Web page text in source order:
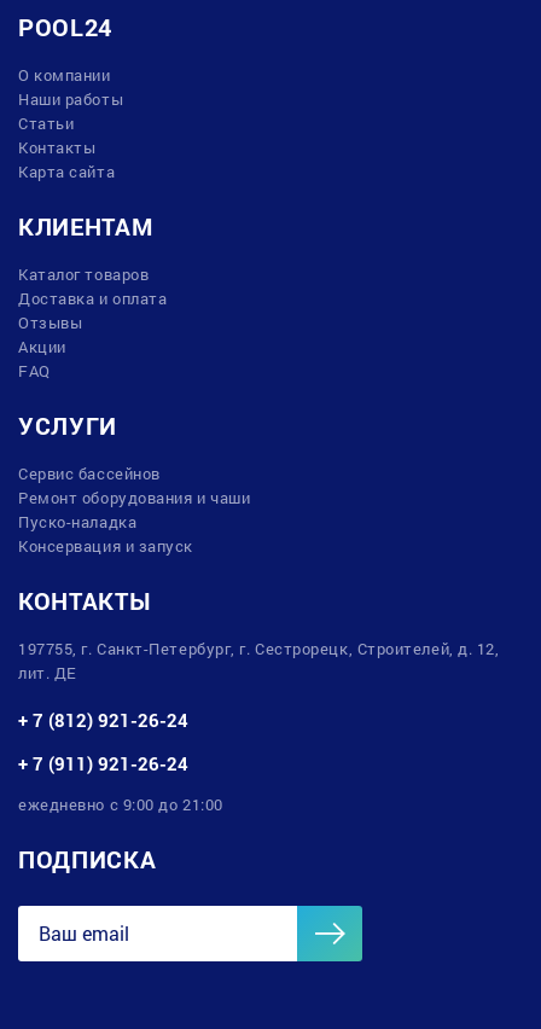
POOL24
О компании
Наши работы
Статьи
Контакты
Карта сайта
КЛИЕНТАМ
Каталог товаров
Доставка и оплата
Отзывы
Акции
FAQ
УСЛУГИ
Сервис бассейнов
Ремонт оборудования и чаши
Пуско-наладка
Консервация и запуск
КОНТАКТЫ
197755, г. Санкт-Петербург, г. Сестрорецк, Строителей, д. 12,
лит. ДЕ
+ 7 (812) 921-26-24
+ 7 (911) 921-26-24
ежедневно с 9:00 до 21:00
ПОДПИСКА